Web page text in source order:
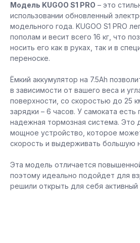
Модель KUGOO S1 PRO – это
использовании обновленный
модельного года. KUGOO S1 PRO
пополам и весит всего 16 кг, что
носить его как в руках, так и в
переноске.
Ёмкий аккумулятор на 7.5Ah
в зависимости от вашего веса и
поверхности, со скоростью до 25
зарядки – 6 часов. У самоката есть
надежная тормозная система. Это
мощное устройство, которое
скорость и выдерживать большую
Эта модель отличается
поэтому идеально подойдет для
решили открыть для себя